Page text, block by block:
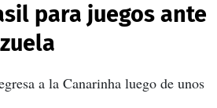
para juegos ante
a la Canarinha luego de unos